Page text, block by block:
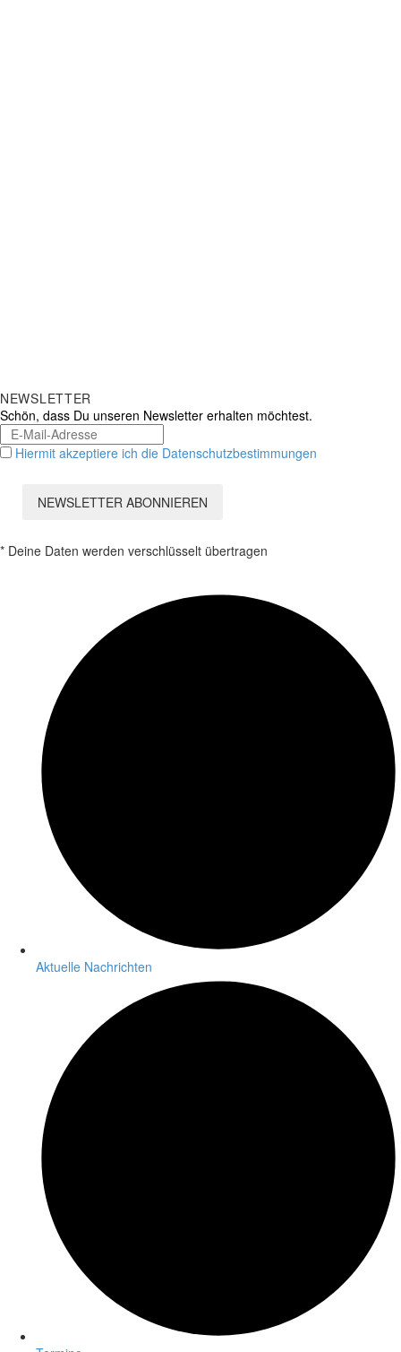
NEWSLETTER
Schön, dass Du unseren Newsletter erhalten möchtest.
Hiermit akzeptiere ich die Datenschutzbestimmungen
* Deine Daten werden verschlüsselt übertragen
Aktuelle Nachrichten